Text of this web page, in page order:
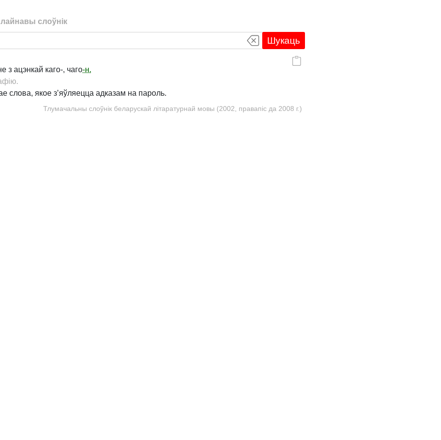
слоўнік
Шукаць
з ацэнкай каго-, чаго-н.
слова, якое з’яўляецца адказам на пароль.
Тлумачальны слоўнік беларускай літаратурнай мовы (2002, правапіс да 2008 г.)